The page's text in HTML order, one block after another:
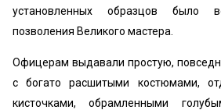
установленных образцов было
позволения Великого мастера.
Офицерам выдавали простую,
с богато расшитыми костюмами,
кисточками, обрамленными